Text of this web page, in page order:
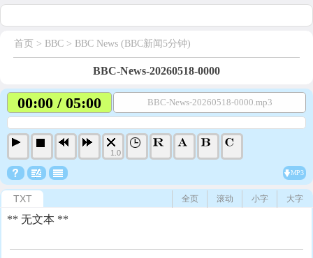
首页 > BBC > BBC News (BBC新闻5分钟)
BBC-News-20260518-0000
00:00 / 05:00 BBC-News-20260518-0000.mp3
1.0
MP3
TXT 大字
小字
滚动
全页
** 无文本 **